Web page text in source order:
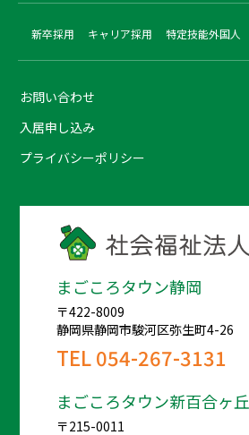
新卒採用 キャリア採用 特定技能外国人
お問い合わせ
入居申し込み
プライバシーポリシー
まごころタウン静岡
〒422-8009
静岡県静岡市駿河区弥生町4-26
TEL054-267-3131
まごころタウン新百合ヶ丘
〒215-0011